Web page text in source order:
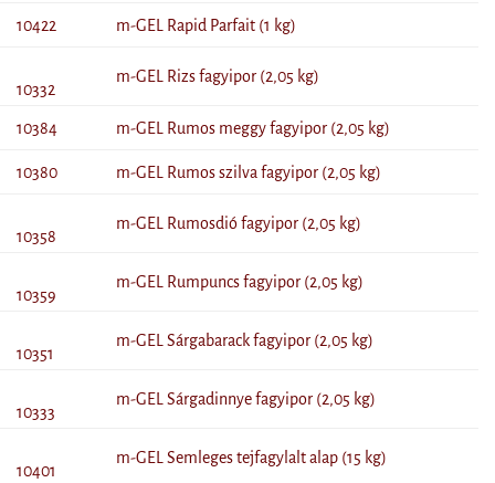
10422 m-GEL Rapid Parfait (1 kg)
10332
m-GEL Rizs fagyipor (2,05 kg)
10384 m-GEL Rumos meggy fagyipor (2,05 kg)
10380 m-GEL Rumos szilva fagyipor (2,05 kg)
10358
m-GEL Rumosdió fagyipor (2,05 kg)
10359
m-GEL Rumpuncs fagyipor (2,05 kg)
10351
m-GEL Sárgabarack fagyipor (2,05 kg)
10333
m-GEL Sárgadinnye fagyipor (2,05 kg)
10401
m-GEL Semleges tejfagylalt alap (15 kg)